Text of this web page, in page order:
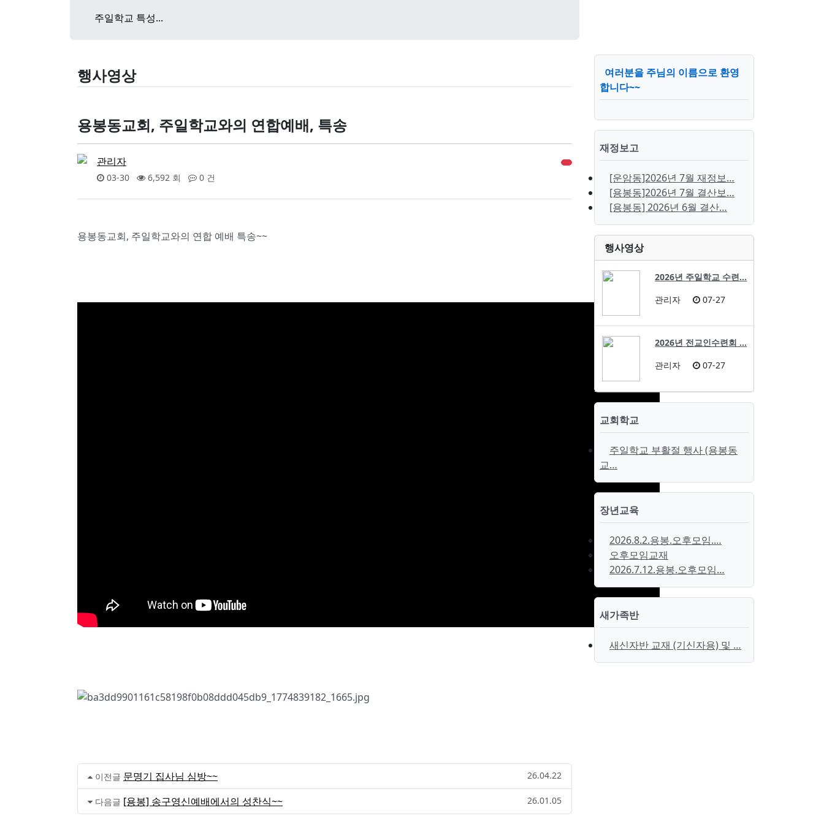
주일학교 특성...
행사영상
용봉동교회, 주일학교와의 연합예배, 특송
관리자
03-30 6,592 회 0 건
용봉동교회, 주일학교와의 연합 예배 특송~~
이전글 문명기 집사님 심방~~ 26.04.22
다음글 [용봉] 송구영신예배에서의 성찬식~~ 26.01.05
여러분을 주님의 이름으로 환영
합니다~~
재정보고
[운암동]2026년 7월 재정보…
[용봉동]2026년 7월 결산보…
[용봉동] 2026년 6월 결산…
행사영상
2026년 주일학교 수련…
관리자
07-27
2026년 전교인수련회 …
관리자
07-27
교회학교
주일학교 부활절 행사 (용봉동
교…
장년교육
2026.8.2.용봉.오후모임.…
오후모임교재
2026.7.12.용봉.오후모임…
새가족반
새신자반 교재 (기신자용) 및 …